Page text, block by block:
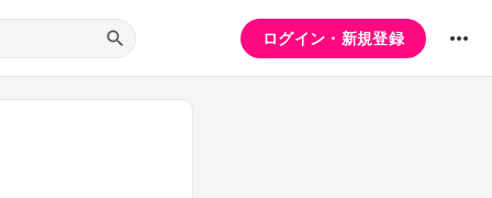
ログイン・新規登録